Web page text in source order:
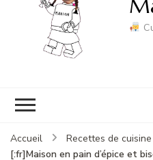
Accueil
Recettes de cuisine
[:fr]Maison en pain d’épice et